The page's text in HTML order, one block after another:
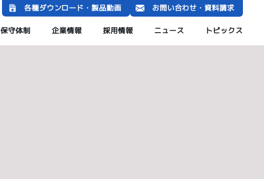
各種ダウンロード・製品動画 お問い合わせ・資料請求
保守体制 企業情報 採用情報 ニュース トピックス